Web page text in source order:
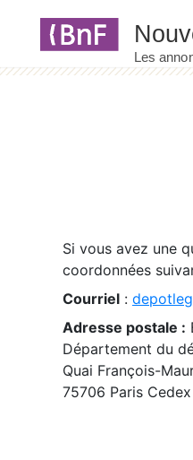
Si vous avez une
coordonnées
Courriel :
Adresse postale :
Département du
Quai François-
75706 Paris Cedex